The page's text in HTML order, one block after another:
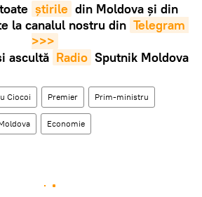
știrile din Moldova și din
la canalul nostru din Telegram
>>>
ascultă Radio Sputnik Moldova
Ciocoi Premier Prim-ministru
Economie